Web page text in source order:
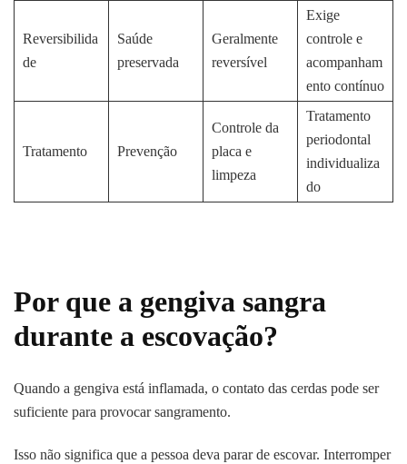
Reversibilida
de
Saúde
preservada
Geralmente
reversível
Exige
controle e
acompanham
ento contínuo
Tratamento Prevenção
Controle da
placa e
limpeza
Tratamento
periodontal
individualiza
do
Por que a gengiva sangra
durante a escovação?
Quando a gengiva está inflamada, o contato das cerdas pode ser
suficiente para provocar sangramento.
Isso não significa que a pessoa deva parar de escovar. Interromper